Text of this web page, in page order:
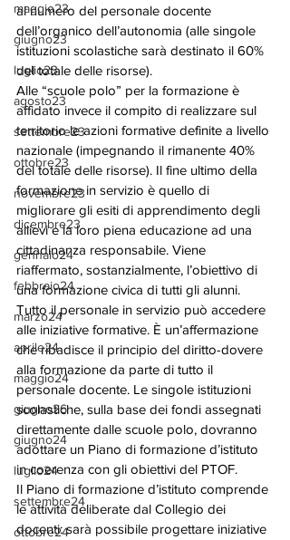
maggio23
giugno23
luglio23
agosto23
settembre23
ottobre23
novembre23
dicembre23
gennaio24
febbraio24
marzo24
aprile24
maggio24
giugno26
giugno24
luglio24
settembre24
ottobre24
al numero del personale docente
dell’organico dell’autonomia (alle singole
istituzioni scolastiche sarà destinato il 60%
del totale delle risorse).
Alle “scuole polo” per la formazione è
affidato invece il compito di realizzare sul
territorio le azioni formative definite a livello
nazionale (impegnando il rimanente 40%
del totale delle risorse). Il fine ultimo della
formazione in servizio è quello di
migliorare gli esiti di apprendimento degli
allievi e la loro piena educazione ad una
cittadinanza responsabile. Viene
riaffermato, sostanzialmente, l’obiettivo di
una formazione civica di tutti gli alunni.
Tutto il personale in servizio può accedere
alle iniziative formative. È un’affermazione
che ribadisce il principio del diritto-dovere
alla formazione da parte di tutto il
personale docente. Le singole istituzioni
scolastiche, sulla base dei fondi assegnati
direttamente dalle scuole polo, dovranno
adottare un Piano di formazione d’istituto
in coerenza con gli obiettivi del PTOF.
Il Piano di formazione d’istituto comprende
le attività deliberate dal Collegio dei
docenti: sarà possibile progettare iniziative